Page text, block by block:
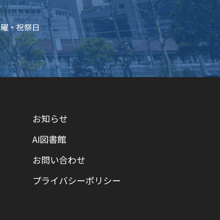
・祝祭日
お知らせ
AI図書館
お問い合わせ
プライバシーポリシー